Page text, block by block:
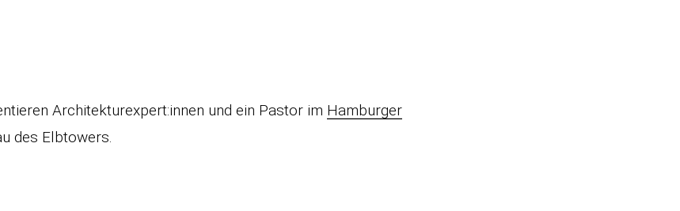
Architekturexpert:innen und ein Pastor im Hamburger
des Elbtowers.